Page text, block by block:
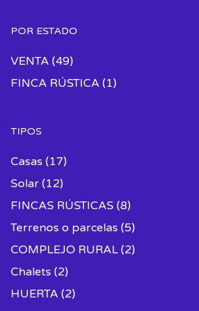
POR ESTADO
VENTA (49)
FINCA RÚSTICA (1)
TIPOS
Casas (17)
Solar (12)
FINCAS RÚSTICAS (8)
Terrenos o parcelas (5)
COMPLEJO RURAL (2)
Chalets (2)
HUERTA (2)